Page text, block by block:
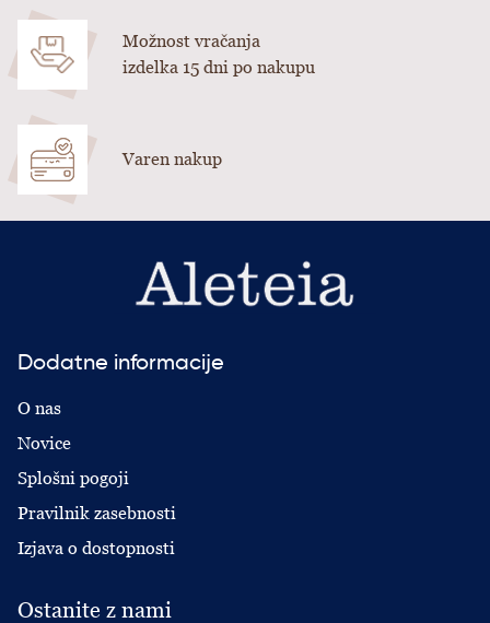
Možnost vračanja
izdelka 15 dni po nakupu
Varen nakup
Dodatne informacije
O nas
Novice
Splošni pogoji
Pravilnik zasebnosti
Izjava o dostopnosti
Ostanite z nami